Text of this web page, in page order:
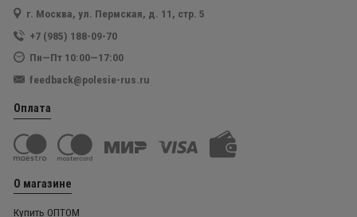
г. Москва, ул. Пермская, д. 11, стр. 5
+7 (985) 188-09-70
Пн—Пт 10:00—17:00
feedback@polesie-rus.ru
Оплата
О магазине
Купить ОПТОМ